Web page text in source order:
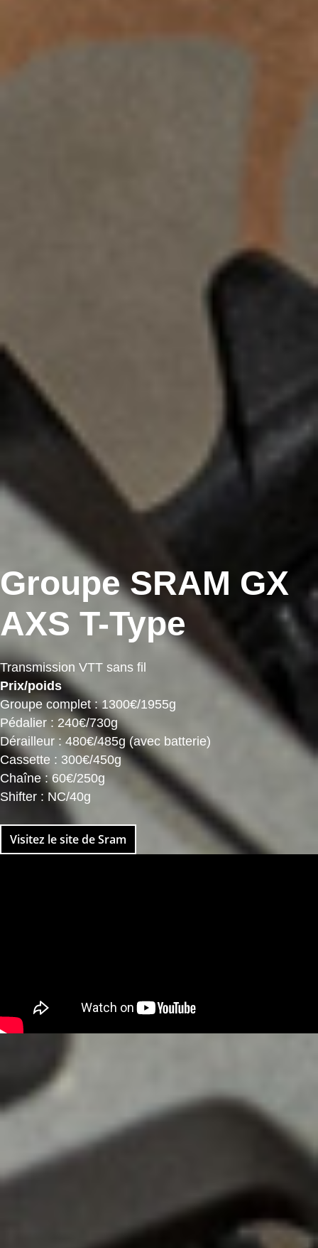
Groupe SRAM GX
AXS T-Type
Transmission VTT sans fil
Prix/poids
Groupe complet : 1300€/1955g
Pédalier : 240€/730g
Dérailleur : 480€/485g (avec batterie)
Cassette : 300€/450g
Chaîne : 60€/250g
Shifter : NC/40g
Visitez le site de Sram